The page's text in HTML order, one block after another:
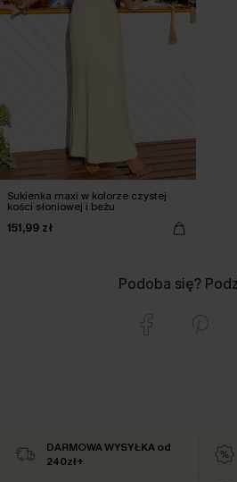
Sukienka maxi w kolorze czystej
kości słoniowej i beżu
151,99 zł
Podoba się?
DARMOWA WYSYŁKA od
240zł+